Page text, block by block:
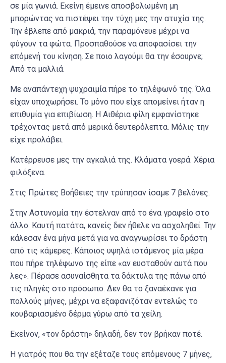
σε μία γωνιά. Εκείνη έμεινε αποσβολωμένη μη
μπορώντας να πιστέψει την τύχη μες την ατυχία της.
Την έβλεπε από μακριά, την παραμόνευε μέχρι να
φύγουν τα φώτα. Προσπαθούσε να αποφασίσει την
επόμενή του κίνηση. Σε ποιο λαγούμι θα την έσουρνε;
Από τα μαλλιά.
Με αναπάντεχη ψυχραιμία πήρε το τηλέφωνό της. Όλα
είχαν υποχωρήσει. Το μόνο που είχε απομείνει ήταν η
επιθυμία για επιβίωση. Η Αιθέρια φίλη εμφανίστηκε
τρέχοντας μετά από μερικά δευτερόλεπτα. Μόλις την
είχε προλάβει.
Κατέρρευσε μες την αγκαλιά της. Κλάματα γοερά. Χέρια
φιλόξενα.
Στις Πρώτες Βοήθειες την τρύπησαν ίσαμε 7 βελόνες.
Στην Αστυνομία την έστελναν από το ένα γραφείο στο
άλλο. Καυτή πατάτα, κανείς δεν ήθελε να ασχοληθεί. Την
κάλεσαν ένα μήνα μετά για να αναγνωρίσει το δράστη
από τις κάμερες. Κάποιος υψηλά ιστάμενος μία μέρα
που πήρε τηλέφωνο της είπε «αν ευσταθούν αυτά που
λες». Πέρασε ασυναίσθητα τα δάκτυλα της πάνω από
τις πληγές στο πρόσωπο. Δεν θα το ξαναέκανε για
πολλούς μήνες, μέχρι να εξαφανιζόταν εντελώς το
κουβαριασμένο δέρμα γύρω από τα χείλη.
Εκείνον, «τον δράστη» δηλαδή, δεν τον βρήκαν ποτέ.
Η γιατρός που θα την εξέταζε τους επόμενους 7 μήνες,